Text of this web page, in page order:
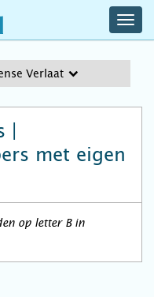
Verlaat
met eigen
op letter B in